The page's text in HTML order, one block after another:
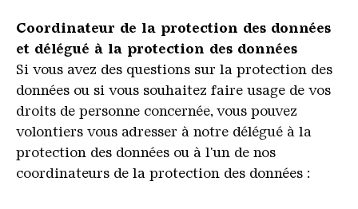
Coordinateur de la protection des données
et délégué à la protection des données
Si vous avez des questions sur la protection des
données ou si vous souhaitez faire usage de vos
droits de personne concernée, vous pouvez
volontiers vous adresser à notre délégué à la
protection des données ou à l'un de nos
coordinateurs de la protection des données :